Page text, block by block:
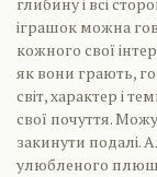
іграшок можна
кожного свої
як вони грають,
світ, характер і
свої почуття.
закинути подалі.
улюбленого